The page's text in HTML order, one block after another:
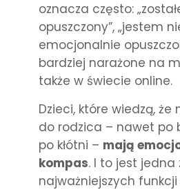
oznacza często:
opuszczony”, „jestem
emocjonalnie
bardziej narażone na
także w świecie online.
Dzieci, które wiedzą,
do rodzica – nawet po
po kłótni – mają
kompas. I to jest jedna
najważniejszych